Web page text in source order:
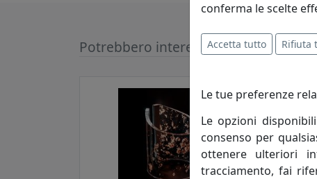
Potrebbero interessarti
conferma le scelte
Accetta tutto Rifiuta
Le tue preferenze
Le opzioni
consenso per
ottenere ulteriori
tracciamento, fai